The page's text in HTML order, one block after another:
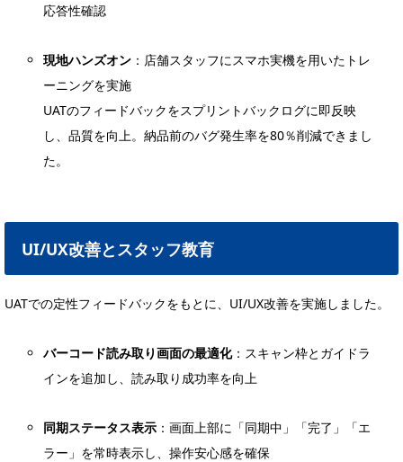
応答性確認
現地ハンズオン ：店舗スタッフにスマホ実機を用いたトレ
ーニングを実施
UATのフィードバックをスプリントバックログに即反映
し、品質を向上。納品前のバグ発生率を80％削減できまし
た。
UI/UX改善とスタッフ教育
UATでの定性フィードバックをもとに、UI/UX改善を実施しました。
バーコード読み取り画面の最適化：スキャン枠とガイドラ
インを追加し、読み取り成功率を向上
同期ステータス表示 ：画面上部に「同期中」「完了」「エ
ラー」を常時表示し、操作安心感を確保